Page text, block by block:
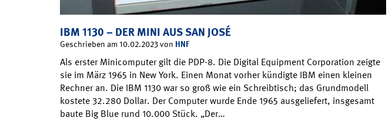
IBM 1130 – DER MINI AUS SAN JOSÉ
Geschrieben am 10.02.2023 von HNF
Als erster Minicomputer gilt die PDP-8. Die Digital Equipment Corporation zeigte
sie im März 1965 in New York. Einen Monat vorher kündigte IBM einen kleinen
Rechner an. Die IBM 1130 war so groß wie ein Schreibtisch; das Grundmodell
kostete 32.280 Dollar. Der Computer wurde Ende 1965 ausgeliefert, insgesamt
baute Big Blue rund 10.000 Stück. „Der…